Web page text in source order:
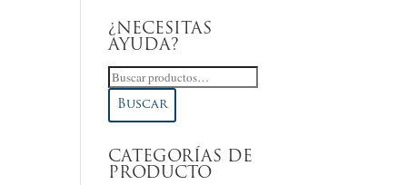
¿NECESITAS
AYUDA?
Buscar
por:
Buscar
CATEGORÍAS DE
PRODUCTO